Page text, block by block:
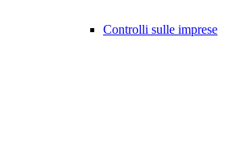
Controlli sulle imprese